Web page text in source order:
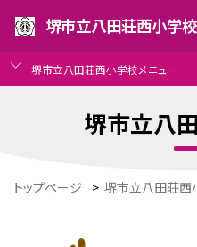
堺市立八田荘西小学校
堺市立八田荘西小学校メニュー
堺市立八
トップページ > 堺市立八田荘西